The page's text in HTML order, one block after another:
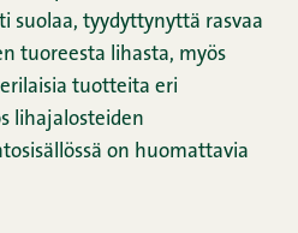
suolaa, tyydyttynyttä rasvaa
tuoreesta lihasta, myös
tuotteita eri
lihajalosteiden
on huomattavia